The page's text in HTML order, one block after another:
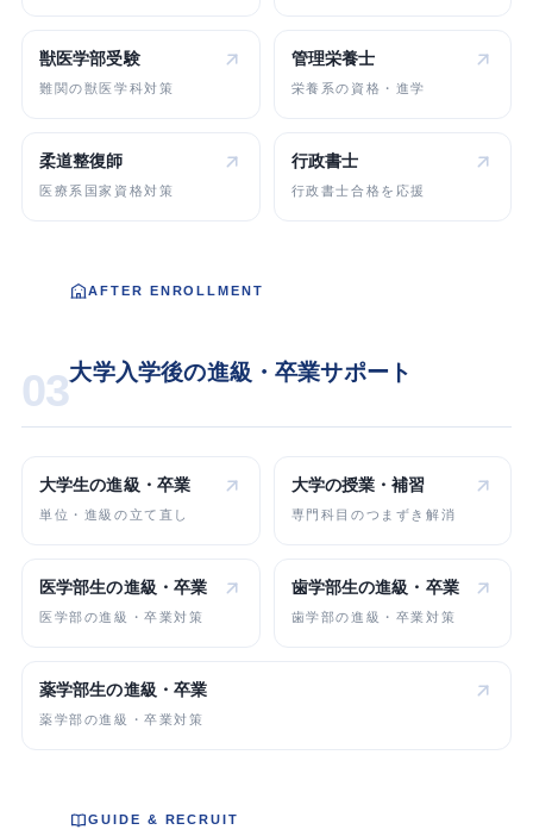
獣医学部受験
難関の獣医学科対策
管理栄養士
栄養系の資格・進学
柔道整復師
医療系国家資格対策
行政書士
行政書士合格を応援
03
AFTER ENROLLMENT
大学入学後の進級・卒業サポート
大学生の進級・卒業
単位・進級の立て直し
大学の授業・補習
専門科目のつまずき解消
医学部生の進級・卒業
医学部の進級・卒業対策
歯学部生の進級・卒業
歯学部の進級・卒業対策
薬学部生の進級・卒業
薬学部の進級・卒業対策
GUIDE & RECRUIT